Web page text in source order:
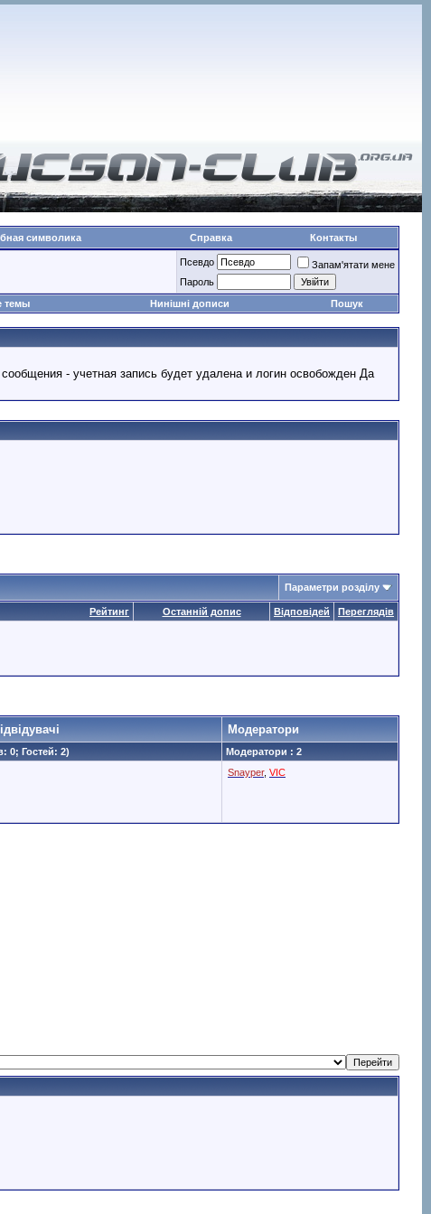
символика Справка Контакты
Псевдо
Запам'ятати мене
Пароль
темы Нинішні дописи Пошук
- учетная запись будет удалена и логин освобожден Да
Параметри розділу
Рейтинг Останній допис Відповідей Переглядів
Модератори
0; Гостей: 2)
Модератори : 2
Snayper, VIC